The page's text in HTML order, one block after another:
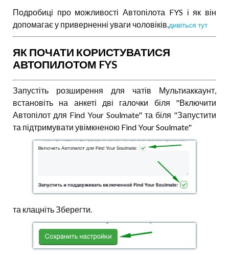
Подробиці про можливості Автопілота FYS і як він
допомагає у приверненні уваги чоловіків.дивіться тут
ЯК ПОЧАТИ КОРИСТУВАТИСЯ
АВТОПИЛОТОМ FYS
Запустіть розширення для чатів Мультиаккаунт,
встановіть на анкеті дві галочки біля "Включити
Автопілот для Find Your Soulmate" та біля "Запустити
та підтримувати увімкненою Find Your Soulmate"
та клацніть Зберегти.